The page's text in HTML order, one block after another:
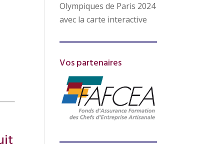
Olympiques de Paris 2024
avec la carte interactive
Vos partenaires